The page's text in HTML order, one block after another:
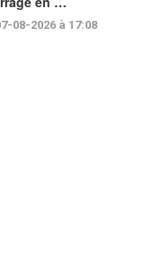
08-2026 à 17:08